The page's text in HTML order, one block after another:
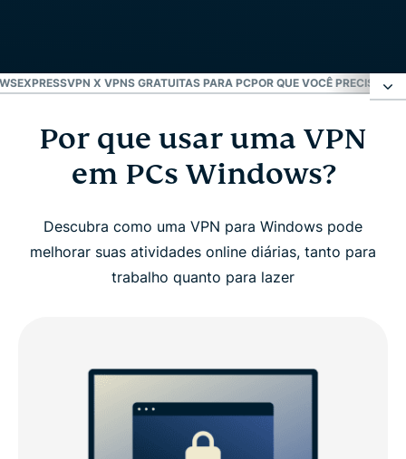
EXPRESSVPN X VPNS GRATUITAS PARA PCPOR QUE VOCÊ PRECISA
Por que usar uma VPN em PCs Windows?
Configure a ExpressVPN no Windows em três
Guia em vídeo: instale a ExpressVPN no seu PC
Compatibilidade da ExpressVPN com o Windows
ExpressVPN x VPNs gratuitas para PC
Por que usar uma VPN
em PCs Windows?
Descubra como uma VPN para Windows pode
melhorar suas atividades online diárias, tanto para
trabalho quanto para lazer